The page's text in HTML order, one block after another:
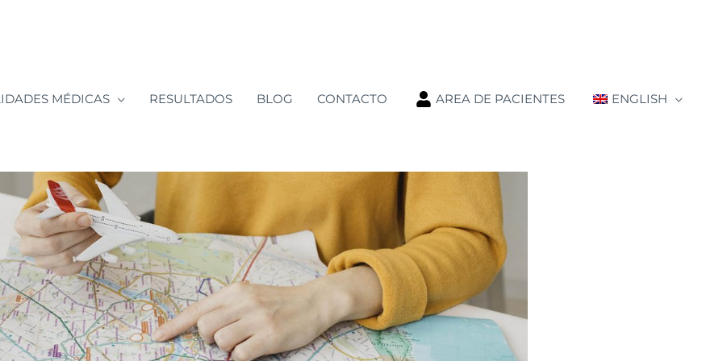
MÉDICAS RESULTADOS BLOG CONTACTO AREA DE PACIENTES ENGLISH